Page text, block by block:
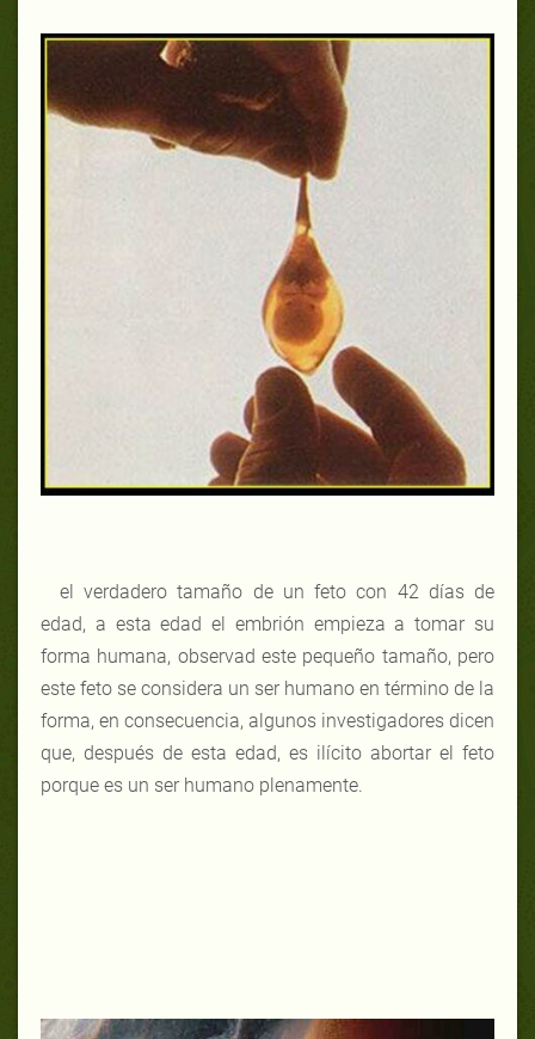
el verdadero tamaño de un feto con 42 días de
edad, a esta edad el embrión empieza a tomar su
forma humana, observad este pequeño tamaño, pero
este feto se considera un ser humano en término de la
forma, en consecuencia, algunos investigadores dicen
que, después de esta edad, es ilícito abortar el feto
porque es un ser humano plenamente.